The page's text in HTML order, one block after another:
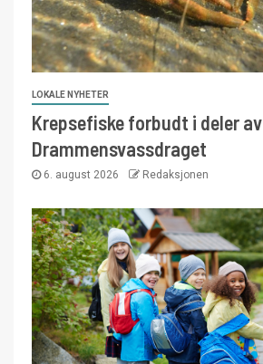
LOKALE NYHETER
Krepsefiske forbudt i deler av
Drammensvassdraget
6. august 2026 Redaksjonen